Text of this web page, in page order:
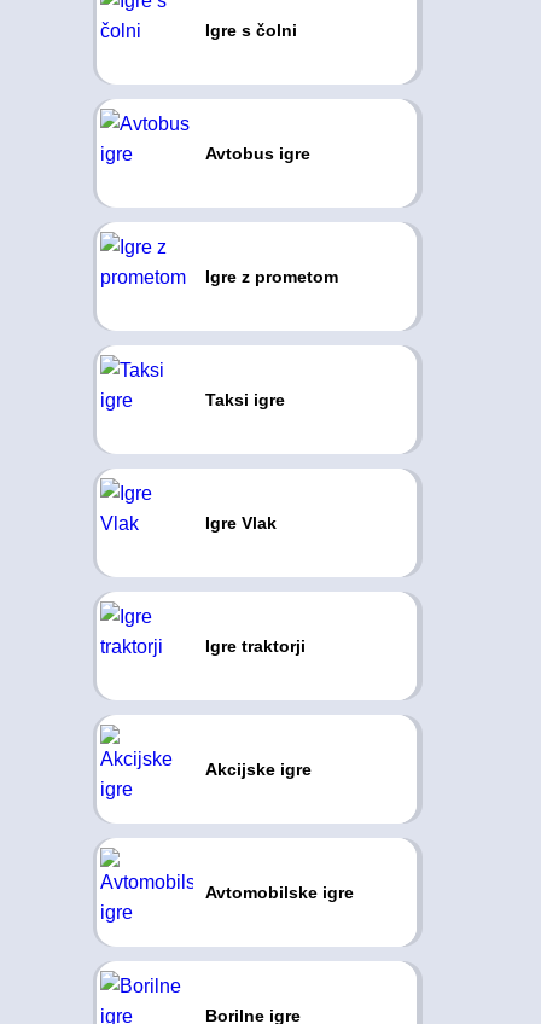
Igre s čolni
Avtobus igre
Igre z prometom
Taksi igre
Igre Vlak
Igre traktorji
Akcijske igre
Avtomobilske igre
Borilne igre